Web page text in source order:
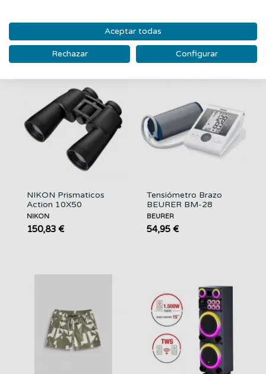
39,95 €
NIKON Prismaticos
Action 10X50
NIKON
150,83 €
Tensiómetro Brazo
BEURER BM-28
BEURER
54,95 €
Aceptar todas
Rechazar Configurar